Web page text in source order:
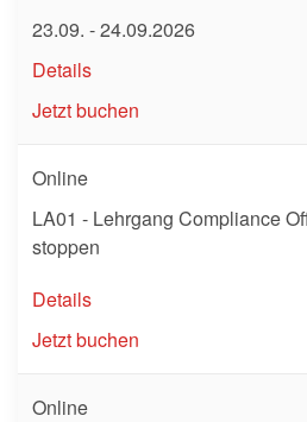
23.09. - 24.09.2026
Details
Jetzt buchen
Online
LA01 - Lehrgang Compliance
stoppen
Details
Jetzt buchen
Online